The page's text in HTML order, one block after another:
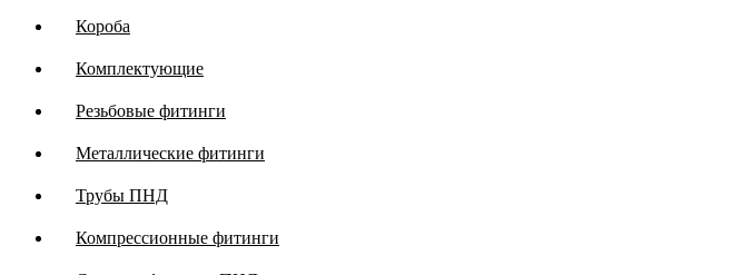
Короба
Комплектующие
Резьбовые фитинги
Металлические фитинги
Трубы ПНД
Компрессионные фитинги